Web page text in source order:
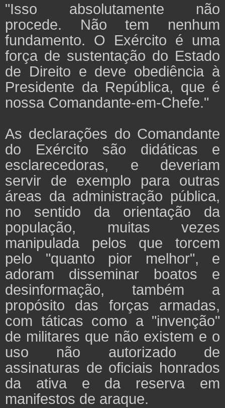
"Isso absolutamente não
procede. Não tem nenhum
fundamento. O Exército é uma
força de sustentação do Estado
de Direito e deve obediência à
Presidente da República, que é
nossa Comandante-em-Chefe."
As declarações do Comandante
do Exército são didáticas e
esclarecedoras, e deveriam
servir de exemplo para outras
áreas da administração pública,
no sentido da orientação da
população, muitas vezes
manipulada pelos que torcem
pelo "quanto pior melhor", e
adoram disseminar boatos e
desinformação, também a
propósito das forças armadas,
com táticas como a "invenção"
de militares que não existem e o
uso não autorizado de
assinaturas de oficiais honrados
da ativa e da reserva em
manifestos de araque.